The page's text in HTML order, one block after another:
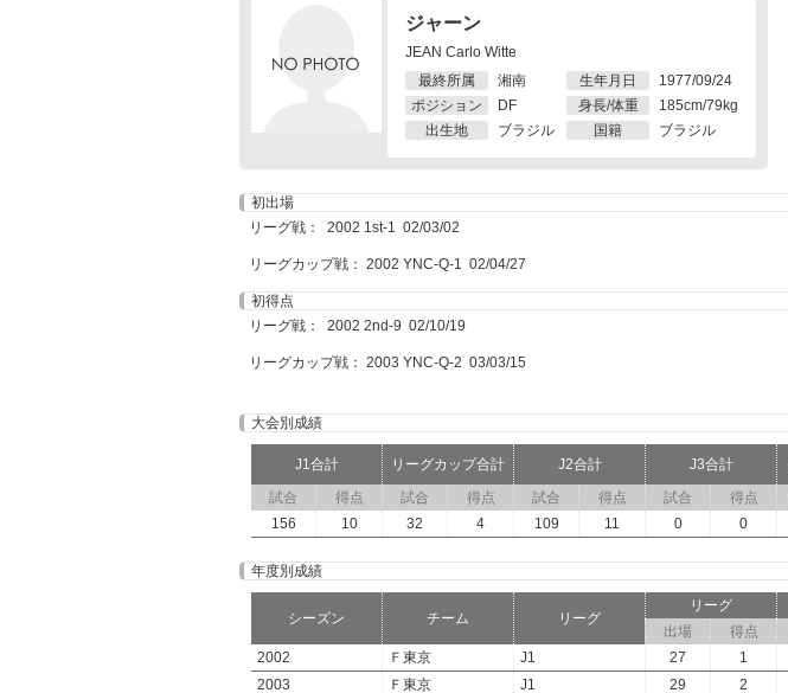
ジャーン
JEAN Carlo Witte
最終所属
湘南
ポジション
DF
出生地
ブラジル
生年月日
1977/09/24
身長/体重
185cm/79kg
国籍
ブラジル
初出場
リーグ戦： 2002 1st-1 02/03/02
リーグカップ戦： 2002 YNC-Q-1 02/04/27
初得点
リーグ戦： 2002 2nd-9 02/10/19
リーグカップ戦： 2003 YNC-Q-2 03/03/15
大会別成績
J1合計 リーグカップ合計 J2合計 J3合計
試合
得点 試合 得点 試合 得点 試合 得点
156
10 32 4 109 11 0 0
年度別成績
シーズン チーム リーグ
リーグ
出場
得点
2002
Ｆ東京 J1 27 1
2003
Ｆ東京 J1 29 2